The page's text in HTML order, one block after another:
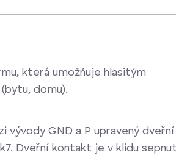
která umožňuje hlasitým
domu).
GND a P upravený dveřní
Dveřní kontakt je v klidu